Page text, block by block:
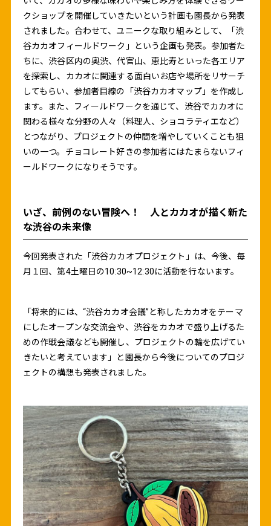
クショップを開催していきたいという計画も園長から発表
されました。合わせて、ユニークな取り組みとして、「渋
谷カカオフィールドワーク」という企画も発表。参加者た
ちに、渋谷区内の奥渋、代官山、恵比寿といった各エリア
を探索し、カカオに関連する面白いお店や場所をリサーチ
してもらい、参加者目線の「渋谷カカオマップ」を作成し
ます。また、フィールドワークを通じて、渋谷でカカオに
関わる様々な分野の人々（料理人、ショコラティエなど）
とつながり、プロジェクトの仲間を増やしていくことも狙
いの一つ。チョコレート好きの参加者にはたまらないフィ
ールドワークになりそうです。
いざ、前例のない冒険へ！ 人とカカオが描く新た
な渋谷の未来像
今回発表された「渋谷カカオプロジェクト」は、今後、毎
月１回、第4土曜日の10:30~12:30に活動を行ないます。
「将来的には、“渋谷カカオ会議”と称したカカオをテーマ
にしたオープンな交流会や、渋谷をカカオで盛り上げるた
めの作戦会議なども開催し、プロジェクトの輪を広げてい
きたいと考えています」と園長から今後についてのプロジ
ェクトの構想も発表されました。